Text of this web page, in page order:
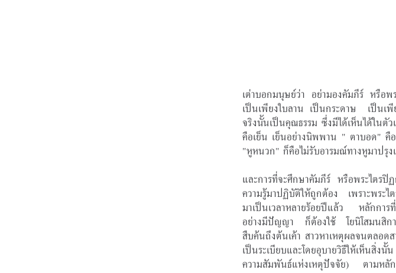
เต่าบอกมนุษย์ว่า อย่ามองคัมภีร์ หรือพ
เป็นเพียงใบลาน เป็นกระดาษ  เป็นเ
จริงนั้นเป็นคุณธรรม ซึ่งมีได้เห็นได้ในตั
คือเย็น เย็นอย่างนิพพาน " ตาบอด" คือ
"หูหนวก" ก็คือไม่รับอารมณ์ทางหูมาปรุง
และการที่จะศึกษาคัมภีร์ หรือพระไต
ความรู้มาปฏิบัติให้ถูกต้อง เพราะพระไ
มาเป็นเวลาหลายร้อยปีแล้ว หลักการที่
อย่างมีปัญญา ก็ต้องใช้ โยนิโสมนสิก
สืบค้นถึงต้นเค้า สาวหาเหตุผลจนตลอ
เป็นระเบียบและโดยอุบายวิธีให้เห็นสิ่
ความสัมพันธ์แห่งเหตุปัจจัย)    ตามหลั